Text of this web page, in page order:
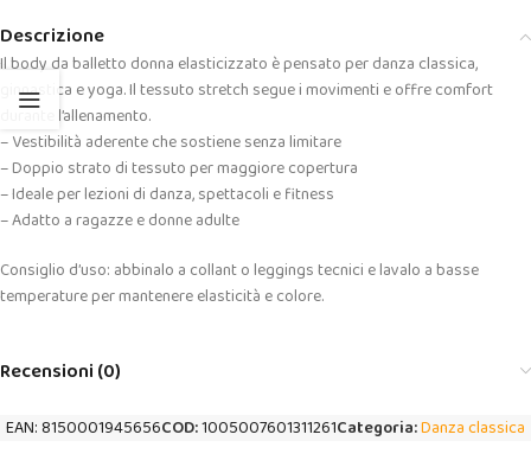
Descrizione
Il body da balletto donna elasticizzato è pensato per danza classica,
ginnastica e yoga. Il tessuto stretch segue i movimenti e offre comfort
durante l’allenamento.
– Vestibilità aderente che sostiene senza limitare
– Doppio strato di tessuto per maggiore copertura
– Ideale per lezioni di danza, spettacoli e fitness
– Adatto a ragazze e donne adulte
Consiglio d’uso: abbinalo a collant o leggings tecnici e lavalo a basse
temperature per mantenere elasticità e colore.
Recensioni (0)
EAN:8150001945656COD:1005007601311261Categoria:Danza classica